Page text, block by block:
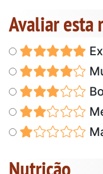
Avaliar esta
Nutrição